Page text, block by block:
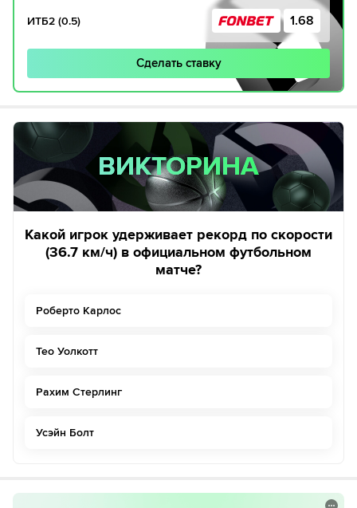
ИТБ2 (0.5) 1.68
Сделать ставку
ВИКТОРИНА
ВИКТОРИНА
Какой игрок удерживает рекорд по скорости
(36.7 км/ч) в официальном футбольном
матче?
Роберто Карлос
Тео Уолкотт
Рахим Стерлинг
Усэйн Болт